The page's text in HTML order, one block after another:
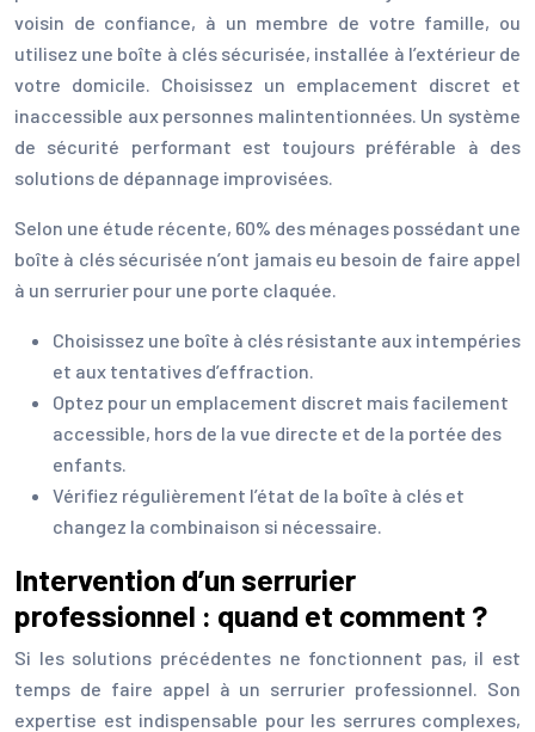
voisin de confiance, à un membre de votre famille, ou
utilisez une boîte à clés sécurisée, installée à l’extérieur de
votre domicile. Choisissez un emplacement discret et
inaccessible aux personnes malintentionnées. Un système
de sécurité performant est toujours préférable à des
solutions de dépannage improvisées.
Selon une étude récente, 60% des ménages possédant une
boîte à clés sécurisée n’ont jamais eu besoin de faire appel
à un serrurier pour une porte claquée.
Choisissez une boîte à clés résistante aux intempéries
et aux tentatives d’effraction.
Optez pour un emplacement discret mais facilement
accessible, hors de la vue directe et de la portée des
enfants.
Vérifiez régulièrement l’état de la boîte à clés et
changez la combinaison si nécessaire.
Intervention d’un serrurier
professionnel : quand et comment ?
Si les solutions précédentes ne fonctionnent pas, il est
temps de faire appel à un serrurier professionnel. Son
expertise est indispensable pour les serrures complexes,